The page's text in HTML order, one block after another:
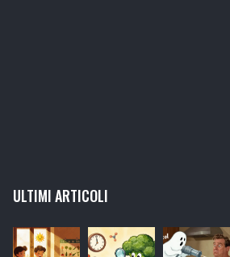
ULTIMI ARTICOLI